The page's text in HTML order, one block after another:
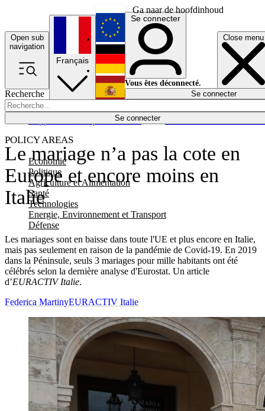
Ga naar de hoofdinhoud
Open sub
navigation
Close menu
Recherche
Se connecter
POLICY AREAS
Economie
Politique
Agriculture et Alimentation
Santé
Technologies
Energie, Environnement et Transport
Défense
Économie
Français
English
Deutsch
Español
Se connecter
Vous êtes déconnecté.
Se connecter
Le mariage n’a pas la cote en
Europe et encore moins en
Italie
Les mariages sont en baisse dans toute l'UE et plus encore en Italie,
mais pas seulement en raison de la pandémie de Covid-19. En 2019
dans la Péninsule, seuls 3 mariages pour mille habitants ont été
célébrés selon la dernière analyse d'Eurostat. Un article
d’EURACTIV Italie.
Federica MartinyEURACTIV Italie